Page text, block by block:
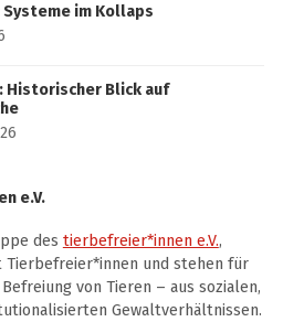
im Kollaps
Historischer Blick auf
e.V.
des tierbefreier*innen e.V.,
Tierbefreier*innen und stehen für
von Tieren – aus sozialen,
Gewaltverhältnissen.